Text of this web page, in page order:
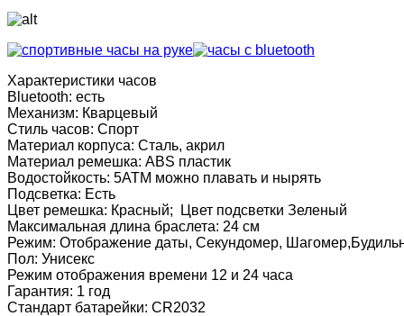
Характеристики часов
Bluetooth: есть
Механизм: Кварцевый
Стиль часов: Спорт
Материал корпуса: Сталь, акрил
Материал ремешка: ABS пластик
Водостойкость: 5АТМ можно плавать и нырять
Подсветка: Есть
Цвет ремешка: Красный; Цвет подсветки Зеленый
Максимальная длина браслета: 24 см
Режим: Отображение даты, Секундомер,
Пол: Унисекс
Режим отображения времени 12 и 24 часа
Гарантия: 1 год
Стандарт батарейки: CR2032